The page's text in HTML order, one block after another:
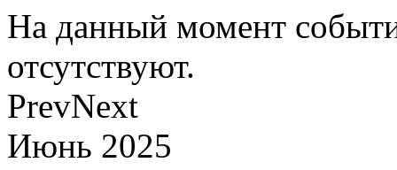
На данный момент
отсутствуют.
PrevNext
Июнь 2025